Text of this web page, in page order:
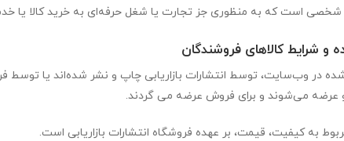
است که به منظوری جز تجارت یا شغل حرفه‌ای به خرید کالا یا
و شرایط کالاهای فروشندگان
در وب‌سایت، توسط انتشارات بازاریابی چاپ و نشر شده‌اند یا توسط
و عرضه می‌شوند و برای فروش عرضه می گردند.
به کیفیت، قیمت، بر عهده فروشگاه انتشارات بازاریابی است.